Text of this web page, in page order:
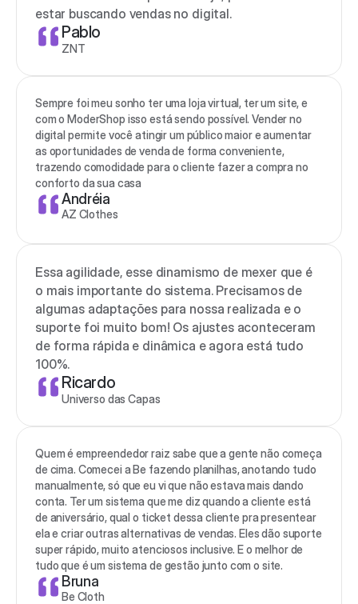
estar buscando vendas no digital.
Pablo
ZNT
Sempre foi meu sonho ter uma loja virtual, ter um site, e
com o ModerShop isso está sendo possível. Vender no
digital permite você atingir um público maior e aumentar
as oportunidades de venda de forma conveniente,
trazendo comodidade para o cliente fazer a compra no
conforto da sua casa
Andréia
AZ Clothes
Essa agilidade, esse dinamismo de mexer que é
o mais importante do sistema. Precisamos de
algumas adaptações para nossa realizada e o
suporte foi muito bom! Os ajustes aconteceram
de forma rápida e dinâmica e agora está tudo
100%.
Ricardo
Universo das Capas
Quem é empreendedor raiz sabe que a gente não começa
de cima. Comecei a Be fazendo planilhas, anotando tudo
manualmente, só que eu vi que não estava mais dando
conta. Ter um sistema que me diz quando a cliente está
de aniversário, qual o ticket dessa cliente pra presentear
ela e criar outras alternativas de vendas. Eles dão suporte
super rápido, muito atenciosos inclusive. E o melhor de
tudo que é um sistema de gestão junto com o site.
Bruna
Be Cloth